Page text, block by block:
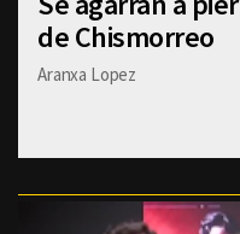
de Chismorreo
Aranxa Lopez